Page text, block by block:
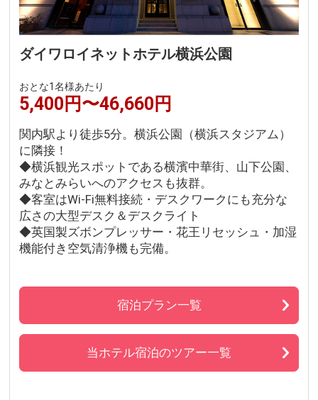
ダイワロイネットホテル横浜公園
おとな1名様あたり
5,400円〜46,660円
関内駅より徒歩5分。横浜公園（横浜スタジアム）
に隣接！
◆横浜観光スポットである横濱中華街、山下公園、
みなとみらいへのアクセスも抜群。
◆客室はWi-Fi無料接続・デスクワークにも充分な
広さの大型デスク＆デスクライト
◆英国製ズボンプレッサー・花王リセッシュ・加湿
機能付き空気清浄機も完備。
宿泊プラン一覧
当ホテル宿泊のツアー一覧